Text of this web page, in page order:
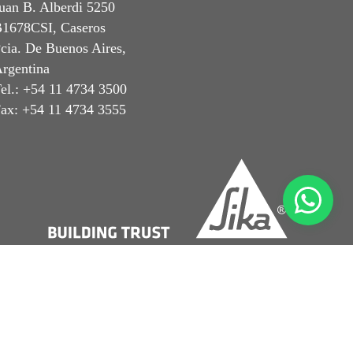
B. Alberdi 5250
Caseros
De Buenos Aires,
+54 11 4734 3500
+54 11 4734 3555